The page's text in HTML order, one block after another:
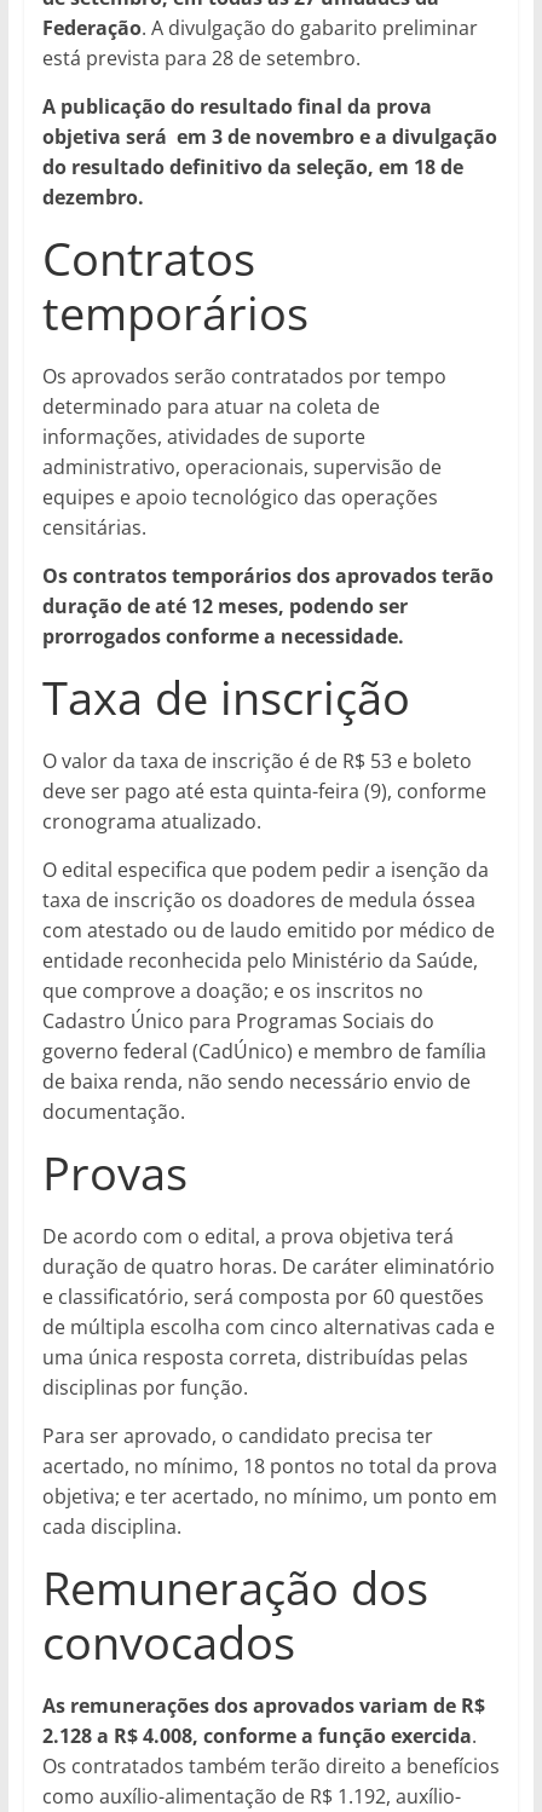
Federação. A divulgação do gabarito preliminar
está prevista para 28 de setembro.
A publicação do resultado final da prova
objetiva será em 3 de novembro e a divulgação
do resultado definitivo da seleção, em 18 de
dezembro.
Contratos
temporários
Os aprovados serão contratados por tempo
determinado para atuar na coleta de
informações, atividades de suporte
administrativo, operacionais, supervisão de
equipes e apoio tecnológico das operações
censitárias.
Os contratos temporários dos aprovados terão
duração de até 12 meses, podendo ser
prorrogados conforme a necessidade.
Taxa de inscrição
O valor da taxa de inscrição é de R$ 53 e boleto
deve ser pago até esta quinta-feira (9), conforme
cronograma atualizado.
O edital especifica que podem pedir a isenção da
taxa de inscrição os doadores de medula óssea
com atestado ou de laudo emitido por médico de
entidade reconhecida pelo Ministério da Saúde,
que comprove a doação; e os inscritos no
Cadastro Único para Programas Sociais do
governo federal (CadÚnico) e membro de família
de baixa renda, não sendo necessário envio de
documentação.
Provas
De acordo com o edital, a prova objetiva terá
duração de quatro horas. De caráter eliminatório
e classificatório, será composta por 60 questões
de múltipla escolha com cinco alternativas cada e
uma única resposta correta, distribuídas pelas
disciplinas por função.
Para ser aprovado, o candidato precisa ter
acertado, no mínimo, 18 pontos no total da prova
objetiva; e ter acertado, no mínimo, um ponto em
cada disciplina.
Remuneração dos
convocados
As remunerações dos aprovados variam de R$
2.128 a R$ 4.008, conforme a função exercida.
Os contratados também terão direito a benefícios
como auxílio-alimentação de R$ 1.192, auxílio-